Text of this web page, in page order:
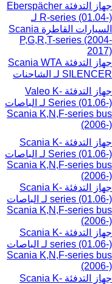
جهاز التدفئة Eberspächer
R-series (01.04-) لـ
السيارات القاطرة Scania
P,G,R,T-series (2004-
2017)
جهاز التدفئة Scania WTA
SILENCER لـ الشاحنات
جهاز التدفئة Valeo K-
Series (01.06-) لـ الباصات
Scania K,N,F-series bus
(2006-)
جهاز التدفئة Scania K-
Series (01.06-) لـ الباصات
Scania K,N,F-series bus
(2006-)
جهاز التدفئة Scania K-
series (01.06-) لـ الباصات
Scania K,N,F-series bus
(2006-)
جهاز التدفئة Scania K-
series (01.06-) لـ الباصات
Scania K,N,F-series bus
(2006-)
جهاز التدفئة Scania K-